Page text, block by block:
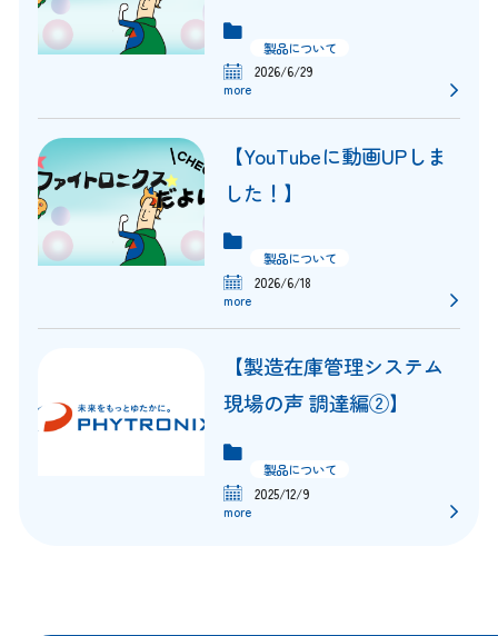
シ
ン
製品について
2026/6/29
more
【YouTubeに動画UPしま
した！】
製品について
2026/6/18
more
【製造在庫管理システム
現場の声 調達編②】
製品について
2025/12/9
more